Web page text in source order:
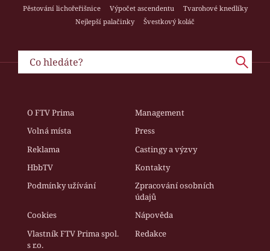
Pěstování lichořeřišnice
Výpočet ascendentu
Tvarohové knedlíky
Nejlepší palačinky
Švestkový koláč
O FTV Prima
Management
Volná místa
Press
Reklama
Castingy a výzvy
HbbTV
Kontakty
Podmínky užívání
Zpracování osobních
údajů
Cookies
Nápověda
Vlastník FTV Prima spol.
s r.o.
Redakce